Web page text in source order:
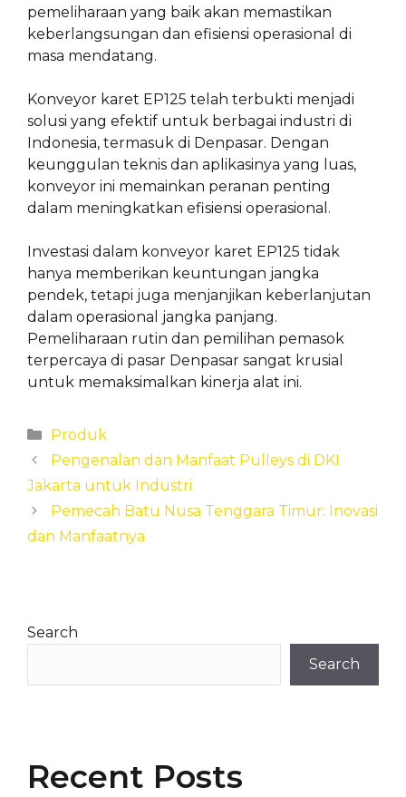
pemeliharaan yang baik akan memastikan
keberlangsungan dan efisiensi operasional di
masa mendatang.
Konveyor karet EP125 telah terbukti menjadi
solusi yang efektif untuk berbagai industri di
Indonesia, termasuk di Denpasar. Dengan
keunggulan teknis dan aplikasinya yang luas,
konveyor ini memainkan peranan penting
dalam meningkatkan efisiensi operasional.
Investasi dalam konveyor karet EP125 tidak
hanya memberikan keuntungan jangka
pendek, tetapi juga menjanjikan keberlanjutan
dalam operasional jangka panjang.
Pemeliharaan rutin dan pemilihan pemasok
terpercaya di pasar Denpasar sangat krusial
untuk memaksimalkan kinerja alat ini.
Categories
Produk
Pengenalan dan Manfaat Pulleys di DKI
Jakarta untuk Industri
Pemecah Batu Nusa Tenggara Timur: Inovasi
dan Manfaatnya
Search
Search
Recent Posts